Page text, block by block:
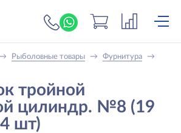
+7 (919) 698-56-
→ Рыболовные товары → Фурнитура →
тройной
цилиндр. №8 (19
шт)